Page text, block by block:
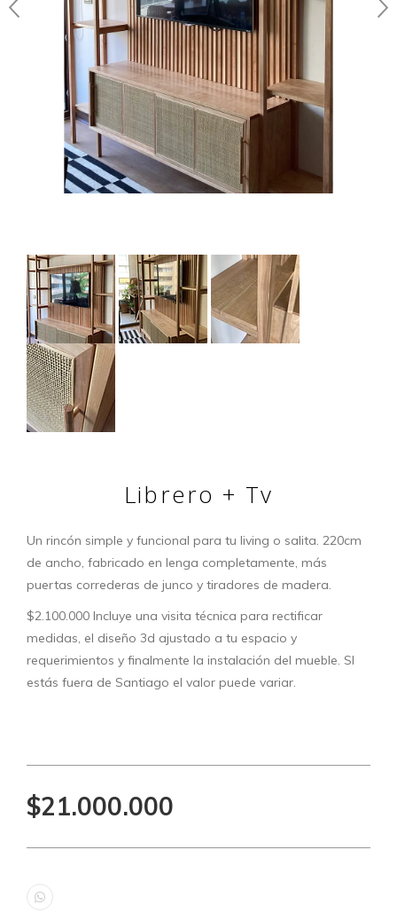
Librero + Tv
Un rincón simple y funcional para tu living o salita. 220cm
de ancho, fabricado en lenga completamente, más
puertas correderas de junco y tiradores de madera.
$2.100.000 Incluye una visita técnica para rectificar
medidas, el diseño 3d ajustado a tu espacio y
requerimientos y finalmente la instalación del mueble. SI
estás fuera de Santiago el valor puede variar.
$21.000.000